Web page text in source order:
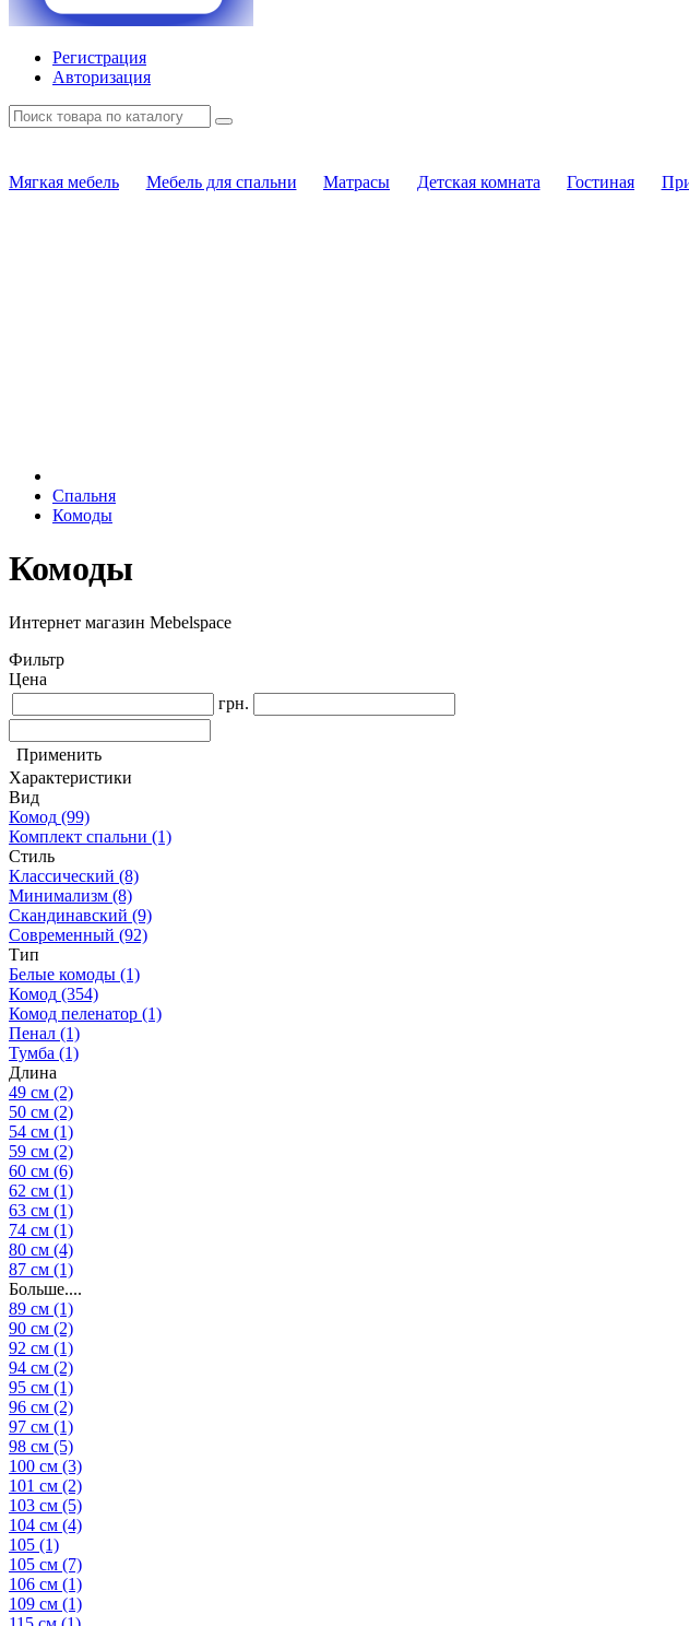
Регистрация
Авторизация
Мягкая мебель Мебель для спальни Матрасы Детская комната Гостиная
Спальня
Комоды
Комоды
Интернет магазин Mebelspace
Фильтр
Цена
грн.
Применить
Характеристики
Вид
Комод (99)
Комплект спальни (1)
Стиль
Классический (8)
Минимализм (8)
Скандинавский (9)
Современный (92)
Тип
Белые комоды (1)
Комод (354)
Комод пеленатор (1)
Пенал (1)
Тумба (1)
Длина
49 см (2)
50 см (2)
54 см (1)
59 см (2)
60 см (6)
62 см (1)
63 см (1)
74 см (1)
80 см (4)
87 см (1)
Больше....
89 см (1)
90 см (2)
92 см (1)
94 см (2)
95 см (1)
96 см (2)
97 см (1)
98 см (5)
100 см (3)
101 см (2)
103 см (5)
104 см (4)
105 (1)
105 см (7)
106 см (1)
109 см (1)